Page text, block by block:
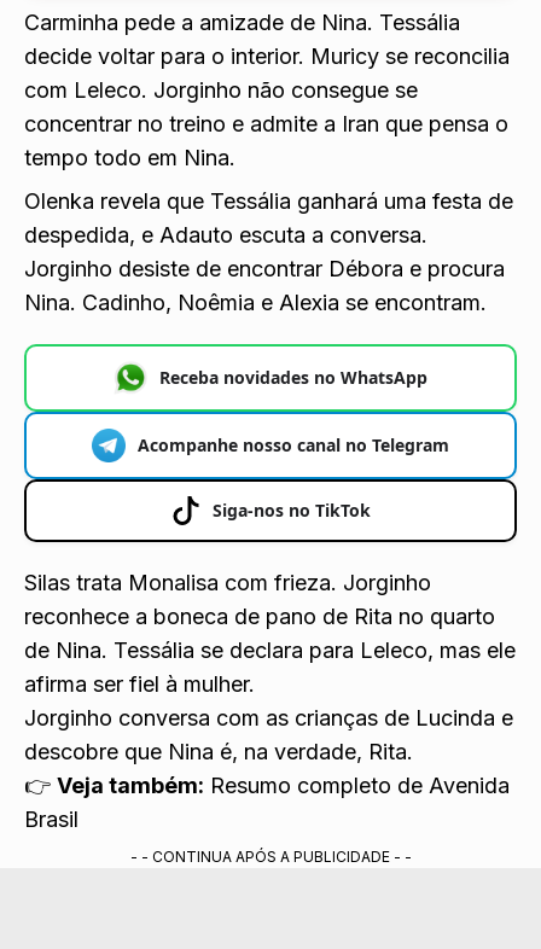
Carminha pede a amizade de Nina. Tessália
decide voltar para o interior. Muricy se reconcilia
com Leleco. Jorginho não consegue se
concentrar no treino e admite a Iran que pensa o
tempo todo em Nina.
Olenka revela que Tessália ganhará uma festa de
despedida, e Adauto escuta a conversa.
Jorginho desiste de encontrar Débora e procura
Nina. Cadinho, Noêmia e Alexia se encontram.
Receba novidades no WhatsApp
Acompanhe nosso canal no Telegram
Siga-nos no TikTok
Silas trata Monalisa com frieza. Jorginho
reconhece a boneca de pano de Rita no quarto
de Nina. Tessália se declara para Leleco, mas ele
afirma ser fiel à mulher.
Jorginho conversa com as crianças de Lucinda e
descobre que Nina é, na verdade, Rita.
👉 Veja também: Resumo completo de Avenida
Brasil
- - CONTINUA APÓS A PUBLICIDADE - -